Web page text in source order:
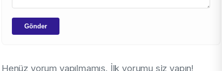
Gönder
Henüz yorum yapılmamış. İlk yorumu siz yapın!